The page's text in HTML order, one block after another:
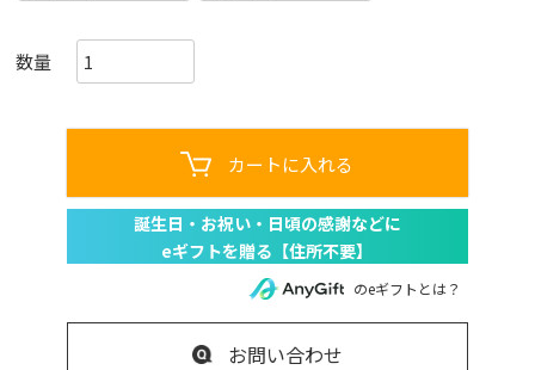
カートに入れる
のeギフトとは？
お問い合わせ